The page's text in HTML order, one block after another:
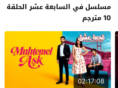
مسلسل في السابعة عشر الحلقة
10 مترجم
02:17:08